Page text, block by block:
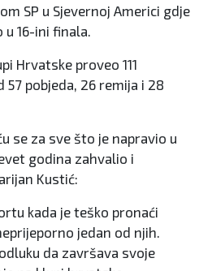
SP u Sjevernoj Americi gdje
u 16-ini finala.
Hrvatske proveo 111
57 pobjeda, 26 remija i 28
se za sve što je napravio u
godina zahvalio i
Kustić:
kada je teško pronaći
jedan od njih.
da završava svoje